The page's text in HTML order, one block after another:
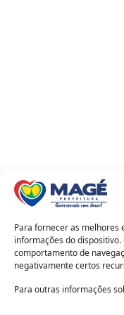
Para fornecer as melhores
informações do
comportamento de
negativamente certos
Para outras informações